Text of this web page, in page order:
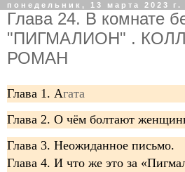
понедельник, 13 марта 2023 г.
Глава 24. В комнате
"ПИГМАЛИОН" .
РОМАН
Глава 1. Агата
Глава 2. О чём болтают
Глава 3. Неожиданное письмо.
Глава 4. И что же это за